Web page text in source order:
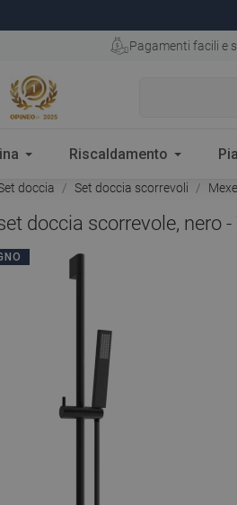
Pagamenti facili e
Riscaldamento
doccia Set doccia scorrevoli
doccia scorrevole, nero